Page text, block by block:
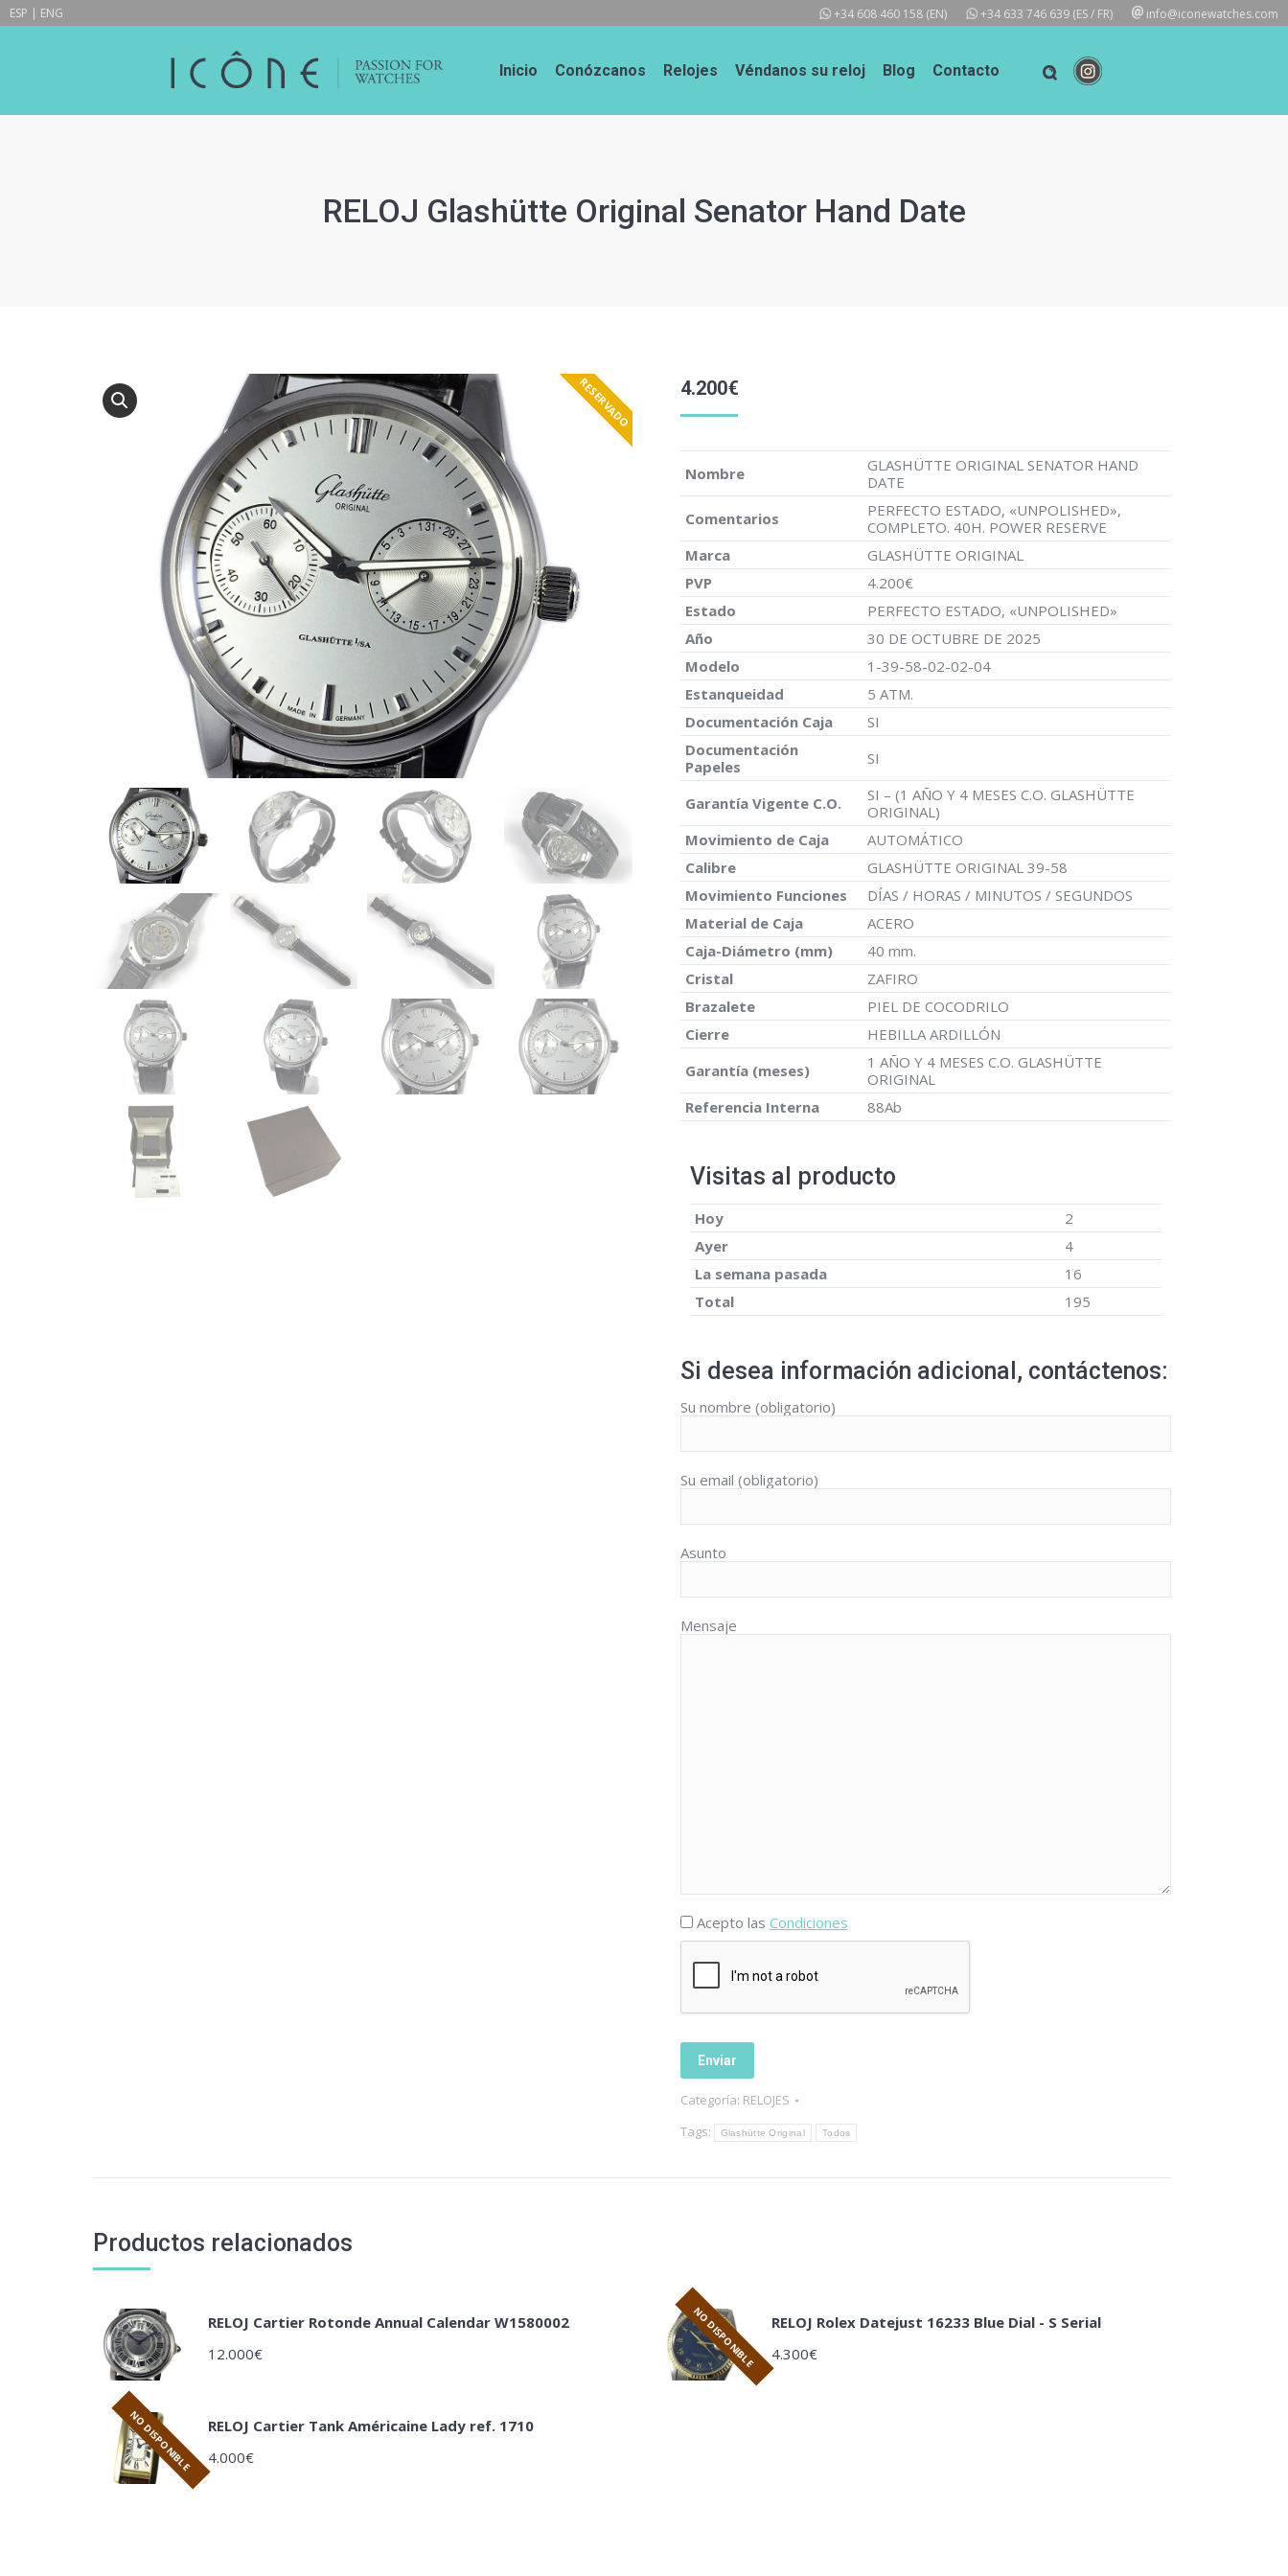
ESP | ENG info@iconewatches.com
+34 633 746 639 (ES / FR)
+34 608 460 158 (EN)
Inicio Conózcanos Relojes Véndanos su reloj Blog Contacto
RELOJ Glashütte Original Senator Hand Date
RESERVADO 4.200€
Nombre
GLASHÜTTE ORIGINAL SENATOR HAND
DATE
Comentarios
PERFECTO ESTADO, «UNPOLISHED»,
COMPLETO. 40H. POWER RESERVE
Marca
GLASHÜTTE ORIGINAL
PVP
4.200€
Estado
PERFECTO ESTADO, «UNPOLISHED»
Año
30 DE OCTUBRE DE 2025
Modelo
1-39-58-02-02-04
Estanqueidad
5 ATM.
Documentación Caja
SI
Documentación
Papeles
SI
Garantía Vigente C.O.
SI – (1 AÑO Y 4 MESES C.O. GLASHÜTTE
ORIGINAL)
Movimiento de Caja
AUTOMÁTICO
Calibre
GLASHÜTTE ORIGINAL 39-58
Movimiento Funciones
DÍAS / HORAS / MINUTOS / SEGUNDOS
Material de Caja
ACERO
Caja-Diámetro (mm)
40 mm.
Cristal
ZAFIRO
Brazalete
PIEL DE COCODRILO
Cierre
HEBILLA ARDILLÓN
Garantía (meses)
1 AÑO Y 4 MESES C.O. GLASHÜTTE
ORIGINAL
Referencia Interna
88Ab
Visitas al producto
Hoy
2
Ayer
4
La semana pasada
16
Total
195
Si desea información adicional, contáctenos:
Su nombre (obligatorio)
Su email (obligatorio)
Asunto
Mensaje
Acepto las Condiciones
Categoría: RELOJES
Tags:
Glashütte Original Todos
Productos relacionados
RELOJ Cartier Rotonde Annual Calendar W1580002
12.000€ NO DISPONIBLE
RELOJ Rolex Datejust 16233 Blue Dial - S Serial
4.300€
NO DISPONIBLE
RELOJ Cartier Tank Américaine Lady ref. 1710
4.000€